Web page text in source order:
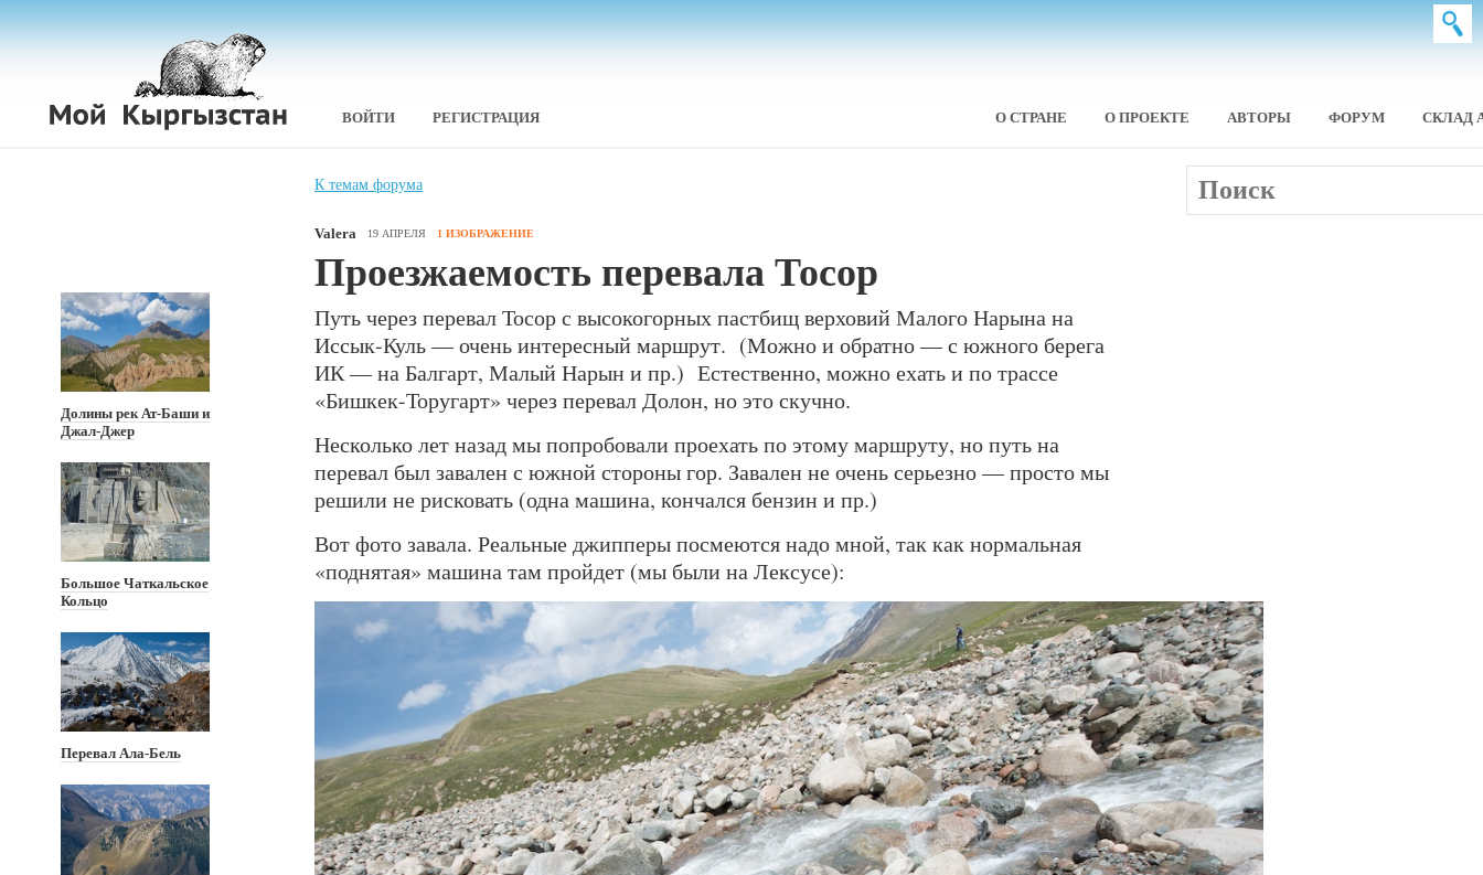
О СТРАНЕ О ПРОЕКТЕ АВТОРЫ ФОРУМ СКЛАД
ВОЙТИ РЕГИСТРАЦИЯ
Долины рек Ат-Баши и
Джал-Джер
Большое Чаткальское
Кольцо
Перевал Ала-Бель
К темам форума
Valera 19 АПРЕЛЯ 1 ИЗОБРАЖЕНИЕ
Проезжаемость перевала Тосор
Путь через перевал Тосор с высокогорных пастбищ верховий Малого Нарына на
Иссык-Куль — очень интересный маршрут. (Можно и обратно — с южного берега
ИК — на Балгарт, Малый Нарын и пр.) Естественно, можно ехать и по трассе
«Бишкек-Торугарт» через перевал Долон, но это скучно.
Несколько лет назад мы попробовали проехать по этому маршруту, но путь на
перевал был завален с южной стороны гор. Завален не очень серьезно — просто мы
решили не рисковать (одна машина, кончался бензин и пр.)
Вот фото завала. Реальные джипперы посмеются надо мной, так как нормальная
«поднятая» машина там пройдет (мы были на Лексусе):